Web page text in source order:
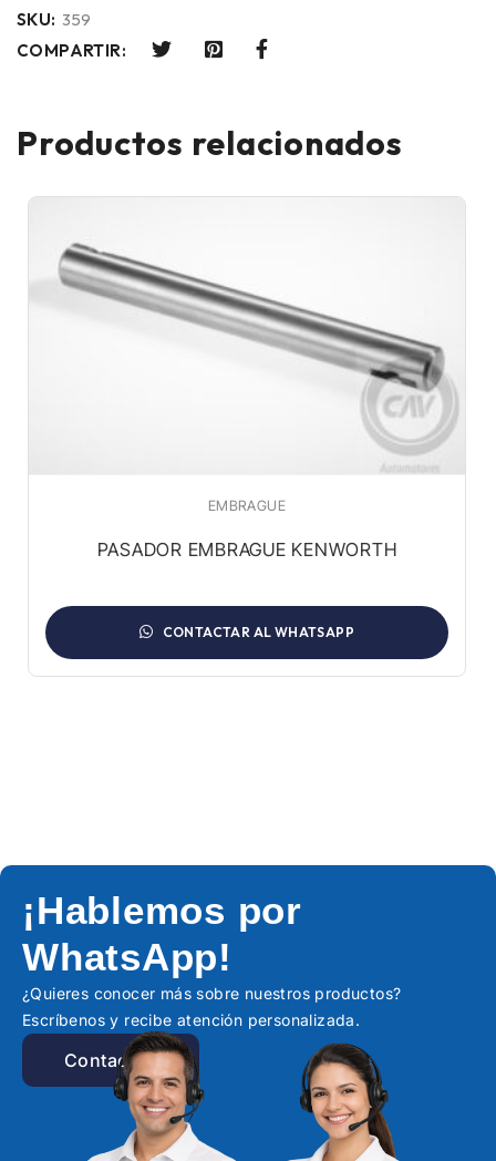
SKU: 359
COMPARTIR:
Productos relacionados
EMBRAGUE
PASADOR EMBRAGUE KENWORTH
CONTACTAR AL WHATSAPP
¡Hablemos por
WhatsApp!
¿Quieres conocer más sobre nuestros productos?
Escríbenos y recibe atención personalizada.
Contactar!